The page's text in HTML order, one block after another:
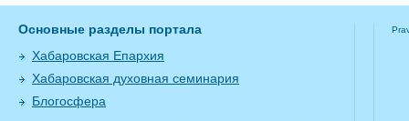
Основные разделы портала
Хабаровская Епархия
Хабаровская духовная семинария
Блогосфера